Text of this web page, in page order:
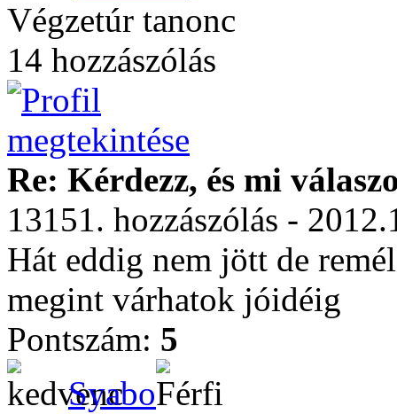
Végzetúr tanonc
14 hozzászólás
Re: Kérdezz, és mi
13151. hozzászólás -
Hát eddig nem jött de
megint várhatok jóidéig
Pontszám: 5
Syabo